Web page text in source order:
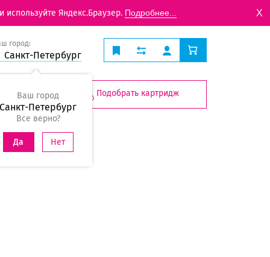
Яндекс.Браузер. Подробнее... X
город:
Санкт-Петербург
Ваш город
Санкт-Петербург
Все верно?
Да Нет
Подобрать картридж